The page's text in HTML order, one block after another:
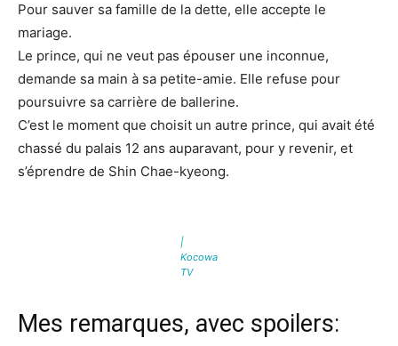
Pour sauver sa famille de la dette, elle accepte le
mariage.
Le prince, qui ne veut pas épouser une inconnue,
demande sa main à sa petite-amie. Elle refuse pour
poursuivre sa carrière de ballerine.
C’est le moment que choisit un autre prince, qui avait été
chassé du palais 12 ans auparavant, pour y revenir, et
s’éprendre de Shin Chae-kyeong.
|
Kocowa
TV
Mes remarques, avec spoilers: